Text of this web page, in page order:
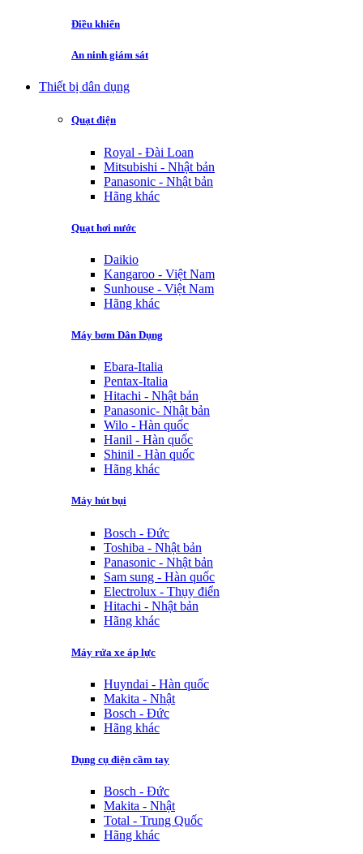
Điều khiển
An ninh giám sát
Thiết bị dân dụng
Quạt điện
Royal - Đài Loan
Mitsubishi - Nhật bản
Panasonic - Nhật bản
Hãng khác
Quạt hơi nước
Daikio
Kangaroo - Việt Nam
Sunhouse - Việt Nam
Hãng khác
Máy bơm Dân Dụng
Ebara-Italia
Pentax-Italia
Hitachi - Nhật bản
Panasonic- Nhật bản
Wilo - Hàn quốc
Hanil - Hàn quốc
Shinil - Hàn quốc
Hãng khác
Máy hút bụi
Bosch - Đức
Toshiba - Nhật bản
Panasonic - Nhật bản
Sam sung - Hàn quốc
Electrolux - Thụy điển
Hitachi - Nhật bản
Hãng khác
Máy rửa xe áp lực
Huyndai - Hàn quốc
Makita - Nhật
Bosch - Đức
Hãng khác
Dụng cụ điện cầm tay
Bosch - Đức
Makita - Nhật
Total - Trung Quốc
Hãng khác